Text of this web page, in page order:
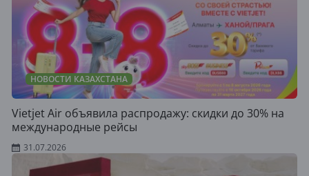
НОВОСТИ КАЗАХСТАНА
Vietjet Air объявила распродажу: скидки до 30% на
международные рейсы
31.07.2026